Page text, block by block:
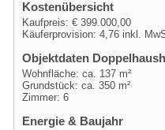
Kostenübersicht
Kaufpreis: € 399.000,00
Käuferprovision: 4,76 inkl.
Objektdaten
Wohnfläche: ca. 137 m²
Grundstück: ca. 350 m²
Zimmer: 6
Energie & Baujahr